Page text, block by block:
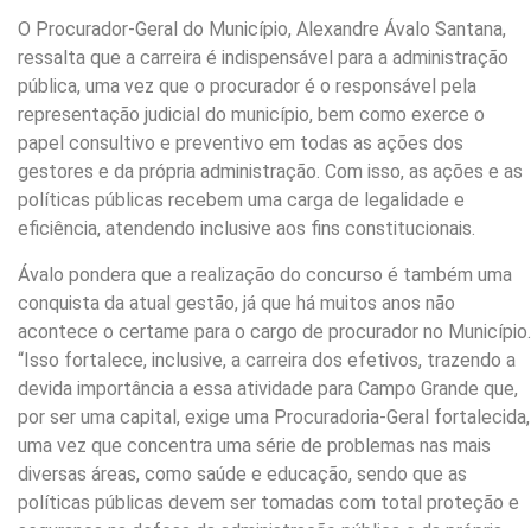
O Procurador-Geral do Município, Alexandre Ávalo Santana,
ressalta que a carreira é indispensável para a administração
pública, uma vez que o procurador é o responsável pela
representação judicial do município, bem como exerce o
papel consultivo e preventivo em todas as ações dos
gestores e da própria administração. Com isso, as ações e as
políticas públicas recebem uma carga de legalidade e
eficiência, atendendo inclusive aos fins constitucionais.
Ávalo pondera que a realização do concurso é também uma
conquista da atual gestão, já que há muitos anos não
acontece o certame para o cargo de procurador no Município.
“Isso fortalece, inclusive, a carreira dos efetivos, trazendo a
devida importância a essa atividade para Campo Grande que,
por ser uma capital, exige uma Procuradoria-Geral fortalecida,
uma vez que concentra uma série de problemas nas mais
diversas áreas, como saúde e educação, sendo que as
políticas públicas devem ser tomadas com total proteção e